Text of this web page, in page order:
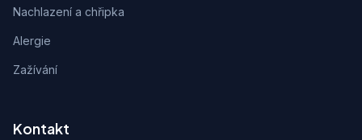
Nachlazení a chřipka
Alergie
Zažívání
Kontakt